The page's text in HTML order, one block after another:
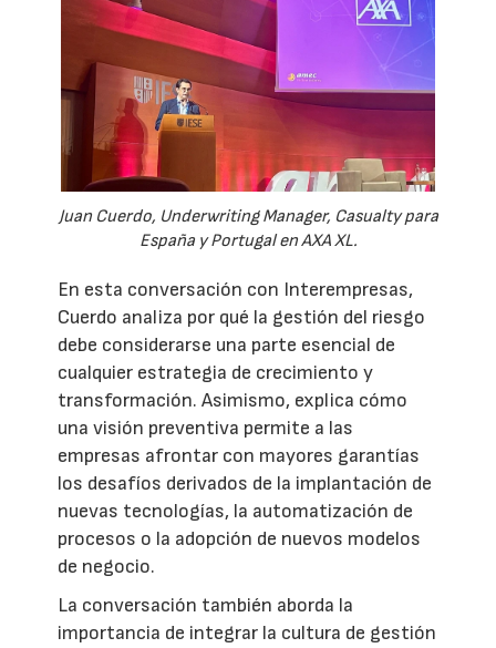
Juan Cuerdo, Underwriting Manager, Casualty para
España y Portugal en AXA XL.
En esta conversación con Interempresas,
Cuerdo analiza por qué la gestión del riesgo
debe considerarse una parte esencial de
cualquier estrategia de crecimiento y
transformación. Asimismo, explica cómo
una visión preventiva permite a las
empresas afrontar con mayores garantías
los desafíos derivados de la implantación de
nuevas tecnologías, la automatización de
procesos o la adopción de nuevos modelos
de negocio.
La conversación también aborda la
importancia de integrar la cultura de gestión